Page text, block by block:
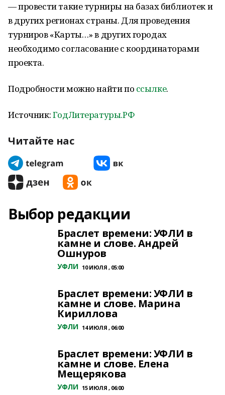
— провести такие турниры на базах библиотек и
в других регионах страны. Для проведения
турниров «Карты…» в других городах
необходимо согласование с координаторами
проекта.
Подробности можно найти по ссылке.
Источник:ГодЛитературы.РФ
Читайте нас
Выбор редакции
Браслет времени: УФЛИ в
камне и слове. Андрей
Ошнуров
УФЛИ 10 ИЮЛЯ , 05:00
Браслет времени: УФЛИ в
камне и слове. Марина
Кириллова
УФЛИ 14 ИЮЛЯ , 06:00
Браслет времени: УФЛИ в
камне и слове. Елена
Мещерякова
УФЛИ 15 ИЮЛЯ , 06:00